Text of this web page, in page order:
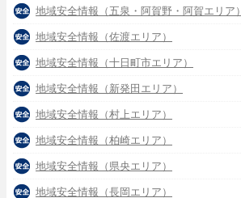
地域安全情報（五泉・阿賀野・阿賀エリア）
地域安全情報（佐渡エリア）
地域安全情報（十日町市エリア）
地域安全情報（新発田エリア）
地域安全情報（村上エリア）
地域安全情報（柏崎エリア）
地域安全情報（県央エリア）
地域安全情報（長岡エリア）